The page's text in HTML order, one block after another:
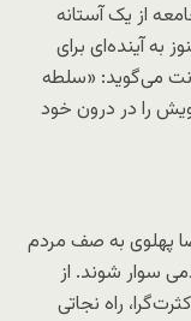
از یک آستانه
به آینده‌ای برای
می‌گوید: «سلطه
را در درون خود
پهلوی به صف مردم
سوار شوند. از
راه نجاتی